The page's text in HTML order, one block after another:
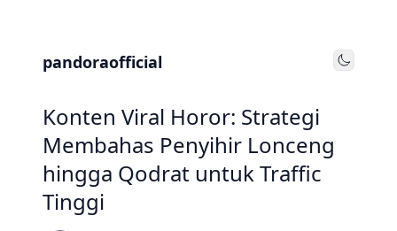
pandoraofficial Toggle
Konten Viral Horor: Strategi
Membahas Penyihir Lonceng
hingga Qodrat untuk Traffic
Tinggi